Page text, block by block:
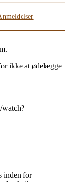
ikke at ødelægge
inden for